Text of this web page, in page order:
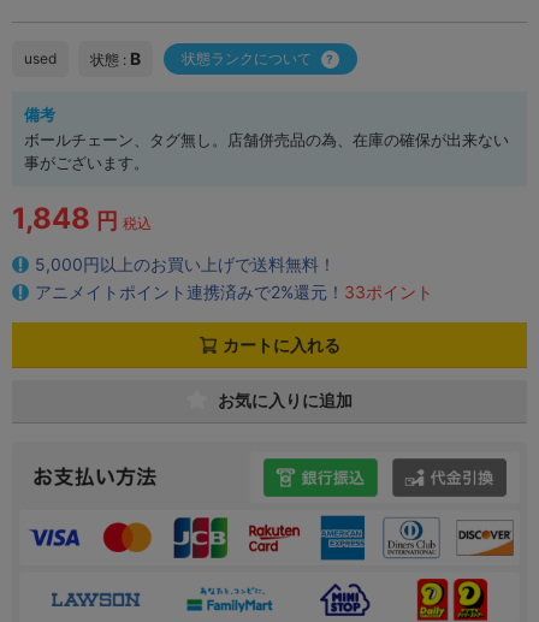
used 状態 : B 状態ランクについて
備考
ボールチェーン、タグ無し。店舗併売品の為、在庫の確保が出来ない
事がございます。
1,848 円 税込
5,000円以上のお買い上げで送料無料！
アニメイトポイント連携済みで2%還元！ 33ポイント
カートに入れる
お気に入りに追加